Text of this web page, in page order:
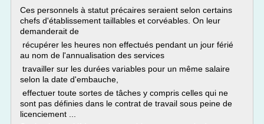
Ces personnels à statut précaires seraient selon certains
chefs d'établissement taillables et corvéables. On leur
demanderait de
récupérer les heures non effectués pendant un jour férié
au nom de l'annualisation des services
travailler sur les durées variables pour un même salaire
selon la date d'embauche,
effectuer toute sortes de tâches y compris celles qui ne
sont pas définies dans le contrat de travail sous peine de
licenciement ...